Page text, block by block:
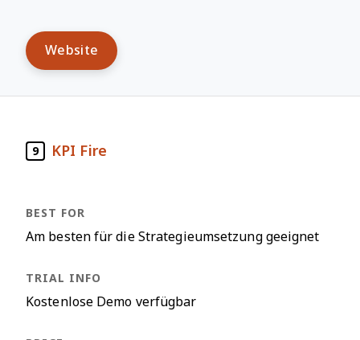
Website
9 KPI Fire
Am besten für die Strategieumsetzung geeignet
Kostenlose Demo verfügbar